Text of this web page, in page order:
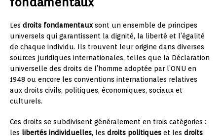
Les droits fondamentauxsont un ensemble de principes
universels qui garantissent la dignité, la liberté et l’égalité
de chaque individu. Ils trouvent leur origine dans diverses
sources juridiques internationales, telles que la Déclaration
universelle des droits de l’homme adoptée par l’ONU en
1948 ou encore les conventions internationales relatives
aux droits civils, politiques, économiques, sociaux et
culturels.
Ces droits se subdivisent généralement en trois catégories :
les libertés individuelles, les droits politiques et les droits